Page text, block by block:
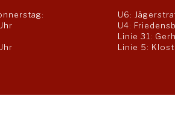
U6:
U4:
Linie 31:
Linie 5: